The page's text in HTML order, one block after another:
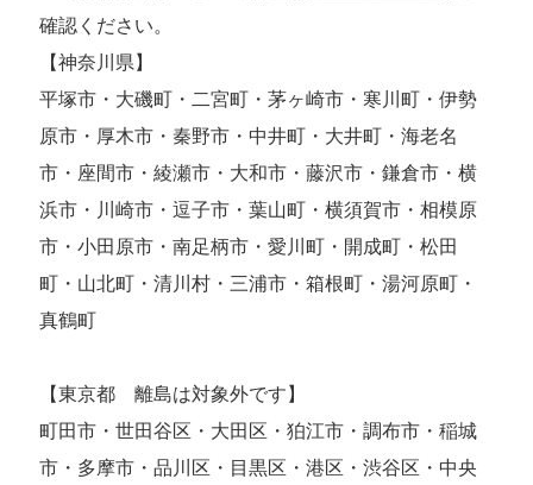
確認ください。
【神奈川県】
平塚市・大磯町・二宮町・茅ヶ崎市・寒川町・伊勢
原市・厚木市・秦野市・中井町・大井町・海老名
市・座間市・綾瀬市・大和市・藤沢市・鎌倉市・横
浜市・川崎市・逗子市・葉山町・横須賀市・相模原
市・小田原市・南足柄市・愛川町・開成町・松田
町・山北町・清川村・三浦市・箱根町・湯河原町・
真鶴町
【東京都 離島は対象外です】
町田市・世田谷区・大田区・狛江市・調布市・稲城
市・多摩市・品川区・目黒区・港区・渋谷区・中央